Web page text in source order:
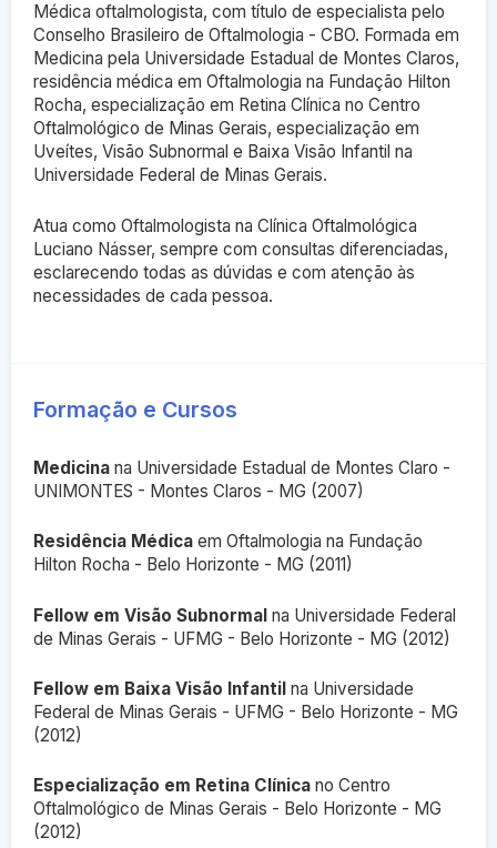
Médica oftalmologista, com título de especialista pelo
Conselho Brasileiro de Oftalmologia - CBO. Formada em
Medicina pela Universidade Estadual de Montes Claros,
residência médica em Oftalmologia na Fundação Hilton
Rocha, especialização em Retina Clínica no Centro
Oftalmológico de Minas Gerais, especialização em
Uveítes, Visão Subnormal e Baixa Visão Infantil na
Universidade Federal de Minas Gerais.
Atua como Oftalmologista na Clínica Oftalmológica
Luciano Násser, sempre com consultas diferenciadas,
esclarecendo todas as dúvidas e com atenção às
necessidades de cada pessoa.
Formação e Cursos
Medicina na Universidade Estadual de Montes Claro -
UNIMONTES - Montes Claros - MG (2007)
Residência Médica em Oftalmologia na Fundação
Hilton Rocha - Belo Horizonte - MG (2011)
Fellow em Visão Subnormal na Universidade Federal
de Minas Gerais - UFMG - Belo Horizonte - MG (2012)
Fellow em Baixa Visão Infantil na Universidade
Federal de Minas Gerais - UFMG - Belo Horizonte - MG
(2012)
Especialização em Retina Clínica no Centro
Oftalmológico de Minas Gerais - Belo Horizonte - MG
(2012)